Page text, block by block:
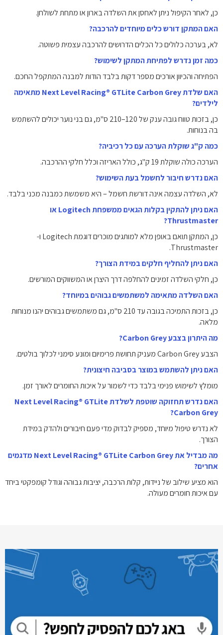
כן, לאחר הקיפול ניתן לאחסן את השלדה בארון או מתחת לשולחן.
האם המתקן דורש כלים מיוחדים להרכבה?
לא, בערכה כלולים כל הכלים הדרושים להרכבה עצמית פשוטה.
כמה זמן נדרש לפתיחת המתקן לשימוש?
הפתיחה והכיוון אורכים מספר דקות בלבד הודות למבנה המתקפל החכם.
האם שלדת Next Level Racing® GTLite Carbon Grey מתאימה
לילדים?
כן, בזכות טווח גובה ענק של 120–210 ס"מ, גם בני נוער יכולים להשתמש
בה בנוחות.
כמה ק"ג שוקלת הערכה עם כל רכיביה?
הערכה כולה שוקלת 19 ק"ג, כולל האריזה וכלל חלקי ההרכבה.
האם נדרש חיבור לחשמל בעת השימוש?
לא, השלדה עצמה אינה דורשת חשמל – היא משמשת כמבנה מכני בלבד.
האם ניתן להתקין בקלות הגאים ממשפחת Logitech או
Thrustmaster?
כן, המתקן תואם באופן מלא למותגים מוכרים דוגמת Logitech ו-
Thrustmaster.
האם ניתן להחליף חלקים במידת הצורך?
כן, חלקי השלדה זמינים להחלפה דרך היצרן או המשווקים המורשים.
האם השלדה מתאימה למשתמשים גבוהים במיוחד?
כן, בזכות התמיכה בגובה עד 210 ס"מ, גם משתמשים גבוהים יהנו מנוחות
מלאה.
מה היתרון בצבע Carbon Grey?
הצבע Carbon Grey מעניק תחושת פרימיום ומונע סימני לכלוך בולטים.
האם ניתן להשתמש במוצר בסביבה חיצונית?
מומלץ לשימוש פנימי בלבד כדי לשמור על איכות החומרים לאורך זמן.
האם נדרש תחזוקה שוטפת לשלדת Next Level Racing® GTLite
Carbon Grey?
לא נדרש טיפול מיוחד, מספיק לבדוק מדי פעם חיבורים ולהדק במידת
הצורך.
מה מבדיל את Next Level Racing® GTLite Carbon Grey מדגמים
אחרים?
הוא מציע שילוב של ניידות, קלות הרכבה, יציבות גבוהה וגודל קומפקטי ביחד
עם איכות חומרים מעולה.